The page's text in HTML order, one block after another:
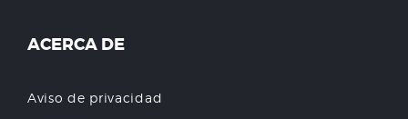
ACERCA DE
Aviso de privacidad